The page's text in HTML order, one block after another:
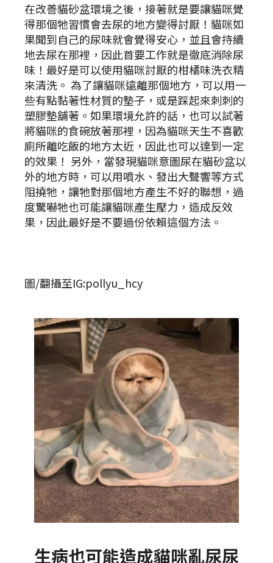
在改善貓砂盆環境之後，接著就是要讓貓咪覺
得那個牠習慣會去尿的地方變得討厭！貓咪如
果聞到自己的尿味就會覺得安心，並且會持續
地去尿在那裡，因此首要工作就是徹底消除尿
味！最好是可以使用貓咪討厭的柑橘味洗衣精
來清洗。 為了讓貓咪遠離那個地方，可以用一
些有點黏著性材質的墊子，或是踩起來刺刺的
塑膠墊舖著。如果環境允許的話，也可以試著
將貓咪的食碗放著那裡，因為貓咪天生不喜歡
廁所離吃飯的地方太近，因此也可以達到一定
的效果！ 另外，當發現貓咪意圖尿在貓砂盆以
外的地方時，可以用噴水、發出大聲響等方式
阻撓牠，讓牠對那個地方產生不好的聯想，過
度驚嚇牠也可能讓貓咪產生壓力，造成反效
果，因此最好是不要過份依賴這個方法。
圖/翻攝至IG:pollyu_hcy
生病也可能造成貓咪亂尿尿